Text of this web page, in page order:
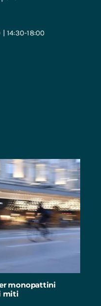
14:30-18:00
monopattini
miti